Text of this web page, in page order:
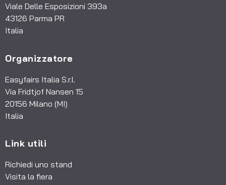
Viale Delle Esposizioni 393a
43126 Parma PR
Italia
Organizzatore
Easyfairs Italia S.r.l.
Via Fridtjof Nansen 15
20156 Milano (MI)
Italia
Link utili
Richiedi uno stand
Visita la fiera